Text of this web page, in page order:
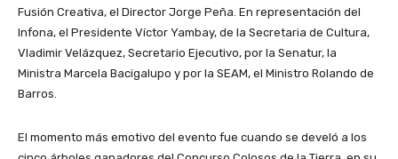
Fusión Creativa, el Director Jorge Peña. En representación del
Infona, el Presidente Víctor Yambay, de la Secretaria de Cultura,
Vladimir Velázquez, Secretario Ejecutivo, por la Senatur, la
Ministra Marcela Bacigalupo y por la SEAM, el Ministro Rolando de
Barros.
El momento más emotivo del evento fue cuando se develó a los